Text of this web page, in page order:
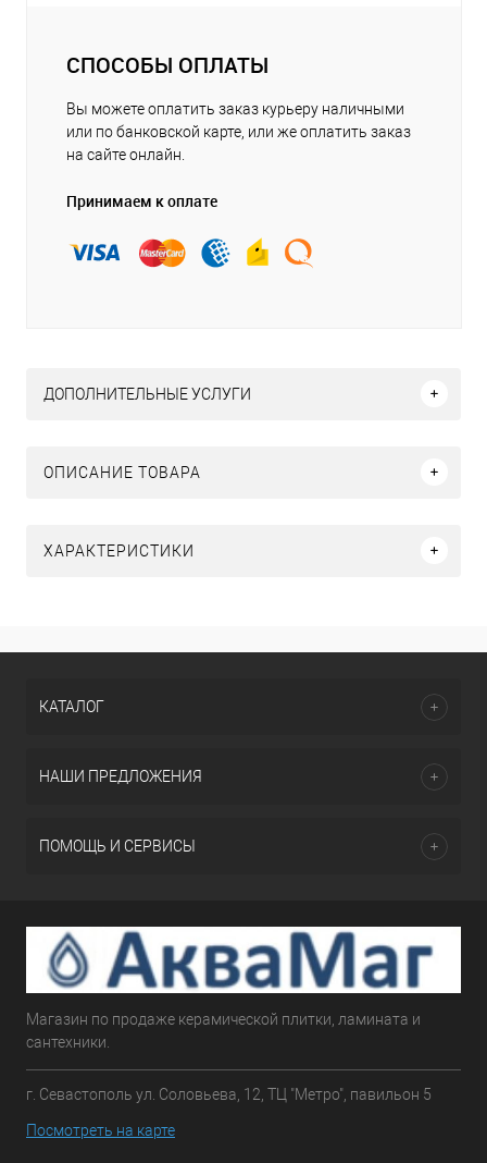
СПОСОБЫ ОПЛАТЫ
Вы можете оплатить заказ курьеру наличными
или по банковской карте, или же оплатить заказ
на сайте онлайн.
Принимаем к оплате
ДОПОЛНИТЕЛЬНЫЕ УСЛУГИ
ОПИСАНИЕ ТОВАРА
ХАРАКТЕРИСТИКИ
КАТАЛОГ
НАШИ ПРЕДЛОЖЕНИЯ
ПОМОЩЬ И СЕРВИСЫ
Магазин по продаже керамической плитки, ламината и
сантехники.
г. Севастополь ул. Соловьева, 12, ТЦ "Метро", павильон 5
Посмотреть на карте